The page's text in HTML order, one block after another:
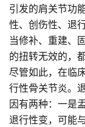
引发的肩关节功
性、创伤性、退
当修补、重建、
的扭转无效的，
尽管如此，在临
行性骨关节炎。
因有两种：一是
退行性变，可能